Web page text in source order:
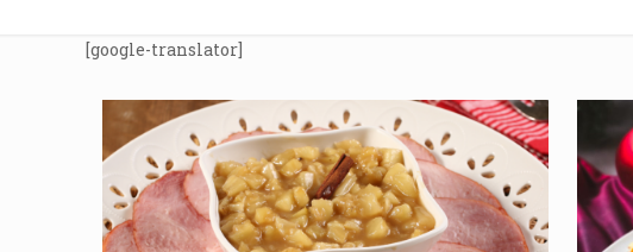
[google-translator]